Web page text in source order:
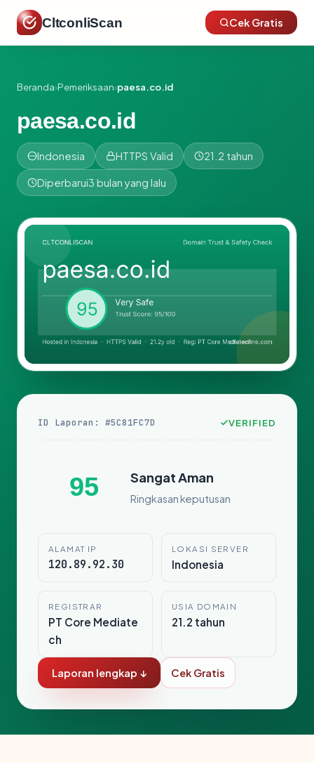
CltconliScan Cek Gratis
Beranda›Pemeriksaan›paesa.co.id
paesa.co.id
Indonesia HTTPS Valid 21.2 tahun
Diperbarui3 bulan yang lalu
ID Laporan: #5C81FC7D VERIFIED
95 Sangat Aman
Ringkasan keputusan
ALAMAT IP
120.89.92.30
LOKASI SERVER
Indonesia
REGISTRAR
PT Core Mediate
ch
USIA DOMAIN
21.2 tahun
Laporan lengkap ↓ Cek Gratis